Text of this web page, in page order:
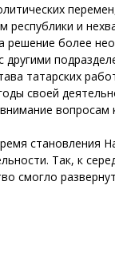
и
более
другими
татарских
своей
вопросам
становления
Так, к
смогло